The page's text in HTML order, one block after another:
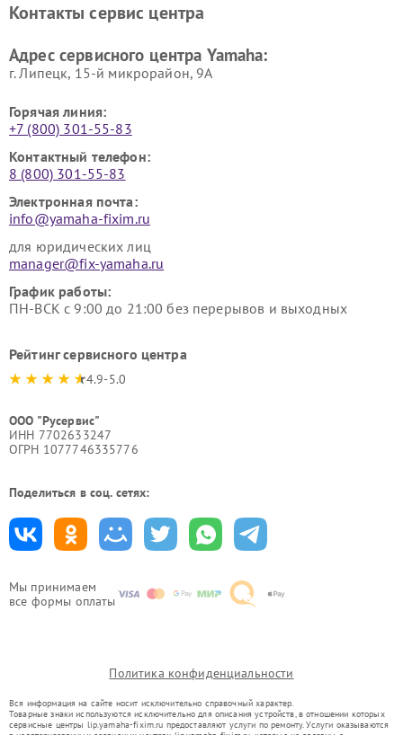
Мы принимаем
все формы оплаты
Yamaha
Yamaha
Контакты сервис центра
Адрес сервисного центра Yamaha:
г. Липецк, 15-й микрорайон, 9А
Горячая линия:
+7 (800) 301-55-83
Контактный телефон:
8 (800) 301-55-83
Электронная почта:
info@yamaha-fixim.ru
для юридических лиц
manager@fix-yamaha.ru
График работы:
ПН-ВСК с 9:00 до 21:00 без перерывов и выходных
Рейтинг сервисного центра
4.9-5.0
ООО "Русервис"
ИНН 7702633247
ОГРН 1077746335776
Поделиться в соц. сетях:
Политика конфиденциальности
Вся информация на сайте носит исключительно справочный характер.
Товарные знаки используются исключительно для описания устройств, в отношении которых
сервисные центры lip.yamaha-fixim.ru предоставляют услуги по ремонту. Услуги оказываются